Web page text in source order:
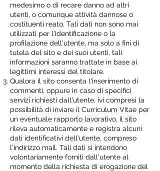
medesimo o di recare danno ad altri
utenti, o comunque attività dannose o
costituenti reato. Tali dati non sono mai
utilizzati per l'identificazione o la
profilazione dell'utente, ma solo a fini di
tutela del sito e dei suoi utenti, tali
informazioni saranno trattate in base ai
legittimi interessi del titolare.
Qualora il sito consenta l'inserimento di
commenti, oppure in caso di specifici
servizi richiesti dall'utente, ivi compresi la
possibilità di inviare il Curriculum Vitae per
un eventuale rapporto lavorativo, il sito
rileva automaticamente e registra alcuni
dati identificativi dell'utente, compreso
l'indirizzo mail. Tali dati si intendono
volontariamente forniti dall'utente al
momento della richiesta di erogazione del